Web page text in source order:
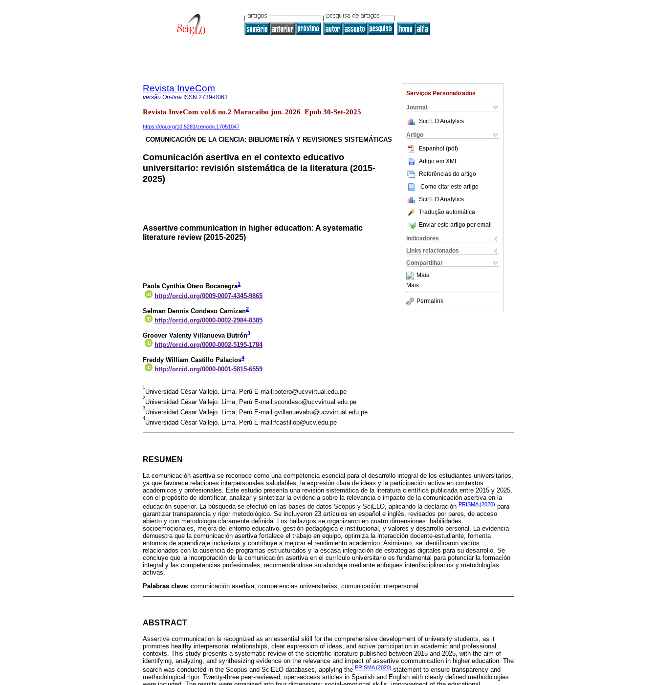
Serviços Personalizados
Journal
SciELO Analytics
Artigo
Espanhol (pdf)
Artigo em XML
Referências do artigo
Como citar este artigo
SciELO Analytics
Tradução automática
Enviar este artigo por email
Indicadores
Links relacionados
Compartilhar
Mais
Mais
Permalink
Revista InveCom
versão On-line ISSN 2739-0063
Revista InveCom vol.6 no.2 Maracaibo jun. 2026 Epub 30-Set-2025
https://doi.org/10.5281/zenodo.17051047
COMUNICACIÓN DE LA CIENCIA: BIBLIOMETRÍA Y REVISIONES SISTEMÁTICAS
Comunicación asertiva en el contexto educativo
universitario: revisión sistemática de la literatura (2015-
2025)
Assertive communication in higher education: A systematic
literature review (2015-2025)
Paola Cynthia Otero Bocanegra1
http://orcid.org/0009-0007-4345-9865
Selman Dennis Condeso Camizan2
http://orcid.org/0000-0002-2984-8385
Groover Valenty Villanueva Butrón3
http://orcid.org/0000-0002-5195-1784
Freddy William Castillo Palacios4
http://orcid.org/0000-0001-5815-6559
1
Universidad César Vallejo. Lima, Perú E-mail:potero@ucvvirtual.edu.pe
2
Universidad César Vallejo. Lima, Perú E-mail:scondeso@ucvvirtual.edu.pe
3
Universidad César Vallejo. Lima, Perú E-mail:gvillanuevabu@ucvvirtual.edu.pe
4
Universidad César Vallejo. Lima, Perú E-mail:fcastillop@ucv.edu.pe
RESUMEN
La comunicación asertiva se reconoce como una competencia esencial para el desarrollo integral de los estudiantes universitarios,
ya que favorece relaciones interpersonales saludables, la expresión clara de ideas y la participación activa en contextos
académicos y profesionales. Este estudio presenta una revisión sistemática de la literatura científica publicada entre 2015 y 2025,
con el propósito de identificar, analizar y sintetizar la evidencia sobre la relevancia e impacto de la comunicación asertiva en la
educación superior. La búsqueda se efectuó en las bases de datos Scopus y SciELO, aplicando la declaración PRISMA (2020) para
garantizar transparencia y rigor metodológico. Se incluyeron 23 artículos en español e inglés, revisados por pares, de acceso
abierto y con metodología claramente definida. Los hallazgos se organizaron en cuatro dimensiones: habilidades
socioemocionales, mejora del entorno educativo, gestión pedagógica e institucional, y valores y desarrollo personal. La evidencia
demuestra que la comunicación asertiva fortalece el trabajo en equipo, optimiza la interacción docente-estudiante, fomenta
entornos de aprendizaje inclusivos y contribuye a mejorar el rendimiento académico. Asimismo, se identificaron vacíos
relacionados con la ausencia de programas estructurados y la escasa integración de estrategias digitales para su desarrollo. Se
concluye que la incorporación de la comunicación asertiva en el currículo universitario es fundamental para potenciar la formación
integral y las competencias profesionales, recomendándose su abordaje mediante enfoques interdisciplinarios y metodologías
activas.
Palabras clave: comunicación asertiva; competencias universitarias; comunicación interpersonal
ABSTRACT
Assertive communication is recognized as an essential skill for the comprehensive development of university students, as it
promotes healthy interpersonal relationships, clear expression of ideas, and active participation in academic and professional
contexts. This study presents a systematic review of the scientific literature published between 2015 and 2025, with the aim of
identifying, analyzing, and synthesizing evidence on the relevance and impact of assertive communication in higher education. The
search was conducted in the Scopus and SciELO databases, applying the PRISMA (2020) statement to ensure transparency and
methodological rigor. Twenty-three peer-reviewed, open-access articles in Spanish and English with clearly defined methodologies